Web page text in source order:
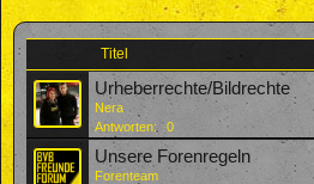
Titel
Urheberrechte/Bildrechte
Nera
Antworten:
0
Unsere Forenregeln
Forenteam